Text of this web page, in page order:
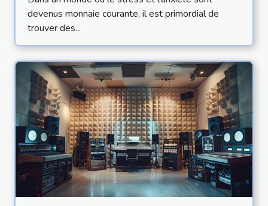
personnel
devenus monnaie courante, il est primordial de
trouver des...